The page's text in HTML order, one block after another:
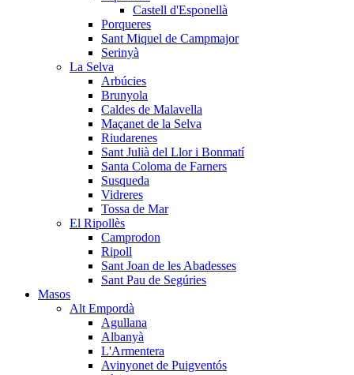
Castell d'Esponellà
Porqueres
Sant Miquel de Campmajor
Serinyà
La Selva
Arbúcies
Brunyola
Caldes de Malavella
Maçanet de la Selva
Riudarenes
Sant Julià del Llor i Bonmatí
Santa Coloma de Farners
Susqueda
Vidreres
Tossa de Mar
El Ripollès
Camprodon
Ripoll
Sant Joan de les Abadesses
Sant Pau de Segúries
Masos
Alt Empordà
Agullana
Albanyà
L'Armentera
Avinyonet de Puigventós